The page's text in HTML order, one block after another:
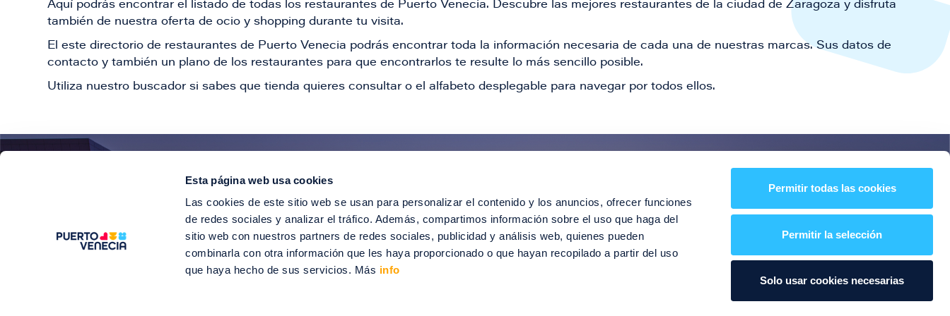
Esta página web usa cookies
Las cookies de este sitio web se usan para personalizar el contenido y los anuncios, ofrecer funciones
de redes sociales y analizar el tráfico. Además, compartimos información sobre el uso que haga del
sitio web con nuestros partners de redes sociales, publicidad y análisis web, quienes pueden
combinarla con otra información que les haya proporcionado o que hayan recopilado a partir del uso
que haya hecho de sus servicios. Más info
Permitir todas las cookies
Permitir la selección
Solo usar cookies necesarias
Aquí podrás encontrar el listado de todas los restaurantes de Puerto Venecia. Descubre las mejores restaurantes de la ciudad de Zaragoza y disfruta
también de nuestra oferta de ocio y shopping durante tu visita.
El este directorio de restaurantes de Puerto Venecia podrás encontrar toda la información necesaria de cada una de nuestras marcas. Sus datos de
contacto y también un plano de los restaurantes para que encontrarlos te resulte lo más sencillo posible.
Utiliza nuestro buscador si sabes que tienda quieres consultar o el alfabeto desplegable para navegar por todos ellos.
¡Entérate de todas nuestras novedades!
Suscríbete para recibir ofertas especiales, descuentos, eventos y mucho más
SUSCRÍBETE